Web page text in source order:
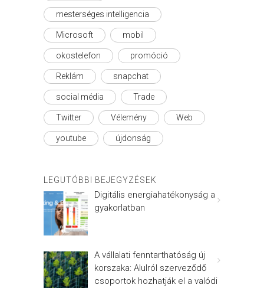
mesterséges intelligencia
Microsoft mobil
okostelefon promóció
Reklám snapchat
social média Trade
Twitter Vélemény Web
youtube újdonság
LEGUTÓBBI BEJEGYZÉSEK
Digitális energiahatékonyság a
gyakorlatban
A vállalati fenntarthatóság új
korszaka: Alulról szerveződő
csoportok hozhatják el a valódi